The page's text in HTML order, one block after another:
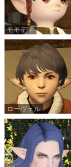
モモディ
ローヴェル